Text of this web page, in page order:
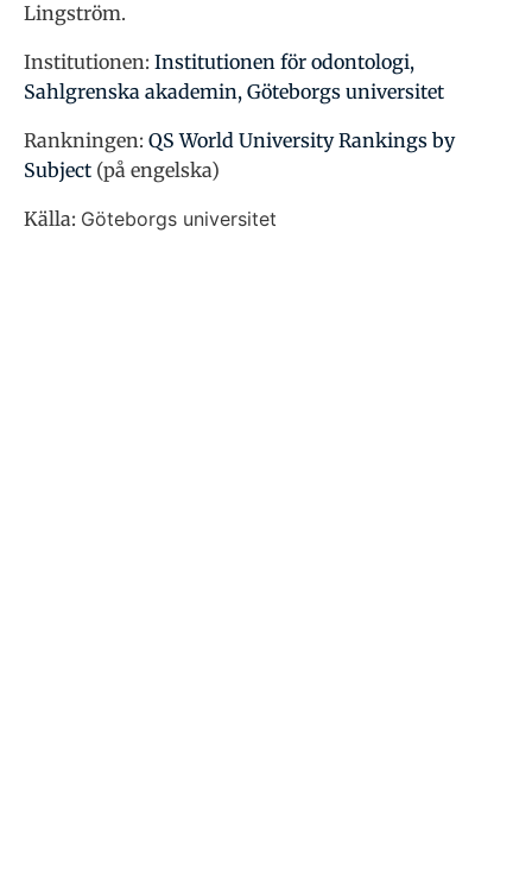
Lingström.
Institutionen: Institutionen för odontologi,
Sahlgrenska akademin, Göteborgs universitet
Rankningen: QS World University Rankings by
Subject (på engelska)
Källa: Göteborgs universitet